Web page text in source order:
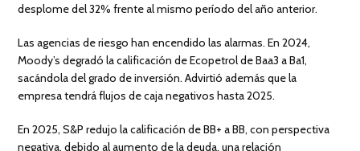
desplome del 32% frente al mismo período del año anterior.
Las agencias de riesgo han encendido las alarmas. En 2024,
Moody’s degradó la calificación de Ecopetrol de Baa3 a Ba1,
sacándola del grado de inversión. Advirtió además que la
empresa tendrá flujos de caja negativos hasta 2025.
En 2025, S&P redujo la calificación de BB+ a BB, con perspectiva
negativa, debido al aumento de la deuda, una relación